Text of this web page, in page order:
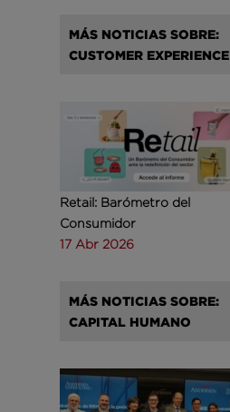
MÁS NOTICIAS SOBRE:
CUSTOMER EXPERIENCE
Retail: Barómetro del
Consumidor
17 Abr 2026
MÁS NOTICIAS SOBRE:
CAPITAL HUMANO